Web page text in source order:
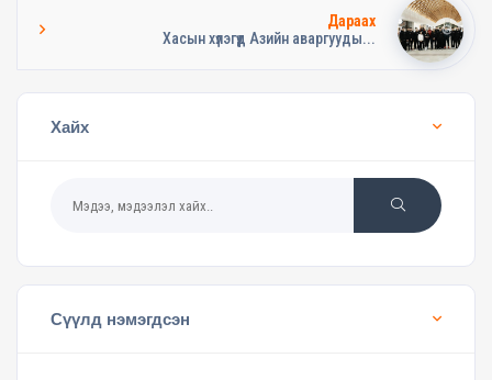
Дараах
Хасын хүлэгүүд Азийн аваргууды...
Хайх
Сүүлд нэмэгдсэн